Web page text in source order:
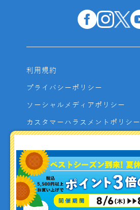
利用規約
プライバシーポリシー
ソーシャルメディアポリシー
カスタマーハラスメントポリシー
よくあるご質問
お問い合わせ
利用者資金の保全方法